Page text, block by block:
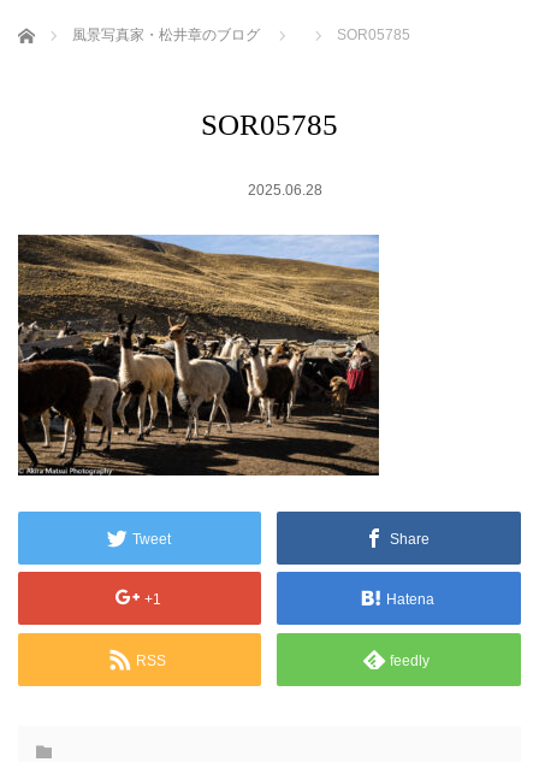
ホーム 風景写真家・松井章のブログ SOR05785
SOR05785
2025.06.28
Tweet Share
+1 Hatena
RSS feedly